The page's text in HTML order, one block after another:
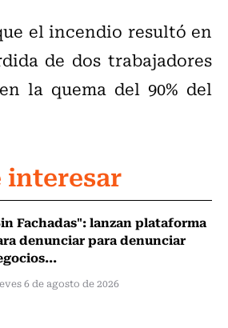
el incendio resultó en
de dos trabajadores
la quema del 90% del
interesar
Fachadas": lanzan plataforma
denunciar para denunciar
6 de agosto de 2026